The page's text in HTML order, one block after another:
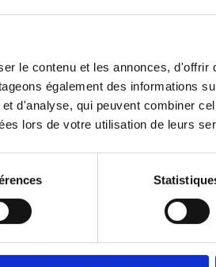
le contenu et les annonces,
également des informations
d'analyse, qui peuvent combiner
lors de votre utilisation de leurs
Accueil
Contact
À propos